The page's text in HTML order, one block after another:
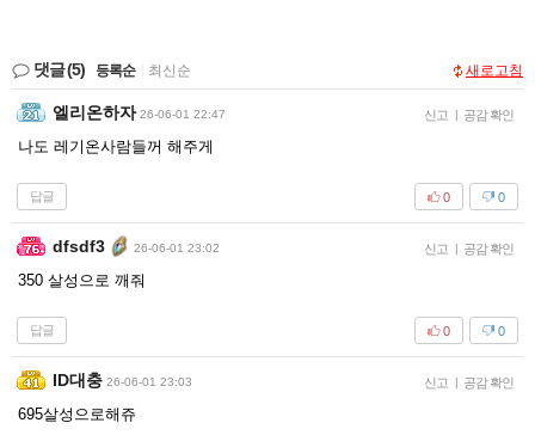
댓글(5) 등록순 최신순 새로고침
엘리온하자 26-06-01 22:47 신고 | 공감 확인
나도 레기온사람들꺼 해주게
답글 0
0
dfsdf3 26-06-01 23:02 신고 | 공감 확인
350 살성으로 깨줘
답글 0
0
ID대충 26-06-01 23:03 신고 | 공감 확인
695살성으로해쥬